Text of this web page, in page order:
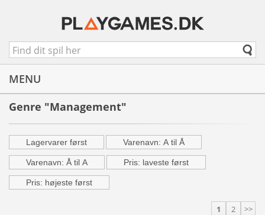
MENU
Genre "Management"
Lagervarer først Varenavn: A til Å
Varenavn: Å til A Pris: laveste først
Pris: højeste først
1 2 >>